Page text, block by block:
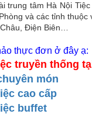
trung tâm Hà Nội
và các tỉnh
Điện Biên…
thực đơn ở đây ạ:
truyền thống
món
cao cấp
buffet